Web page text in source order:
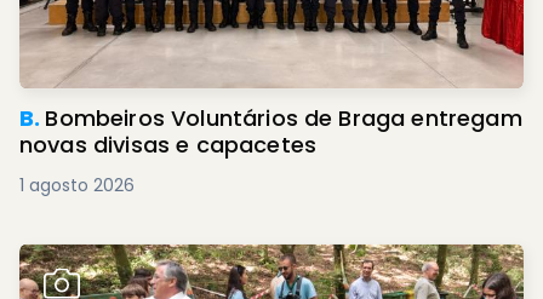
B. Bombeiros Voluntários de Braga entregam
novas divisas e capacetes
1 agosto 2026